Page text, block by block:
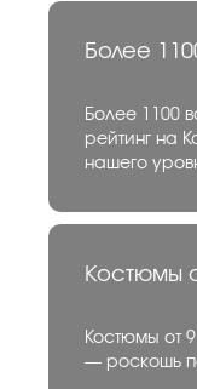
Более
Более 1100
рейтинг на
нашего
Костюмы
Костюмы от
— роскошь